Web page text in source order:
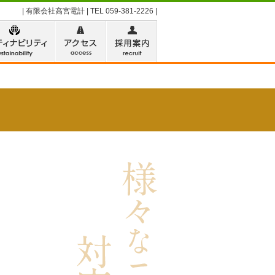
| 有限会社高宮電計 | TEL 059-381-2226 |